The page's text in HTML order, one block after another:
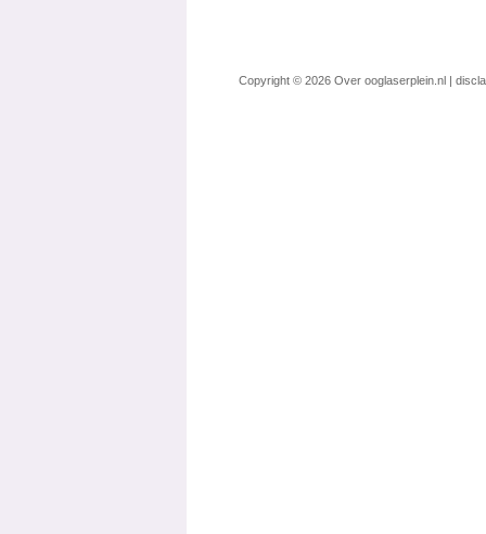
Copyright © 2026 Over ooglaserplein.nl |